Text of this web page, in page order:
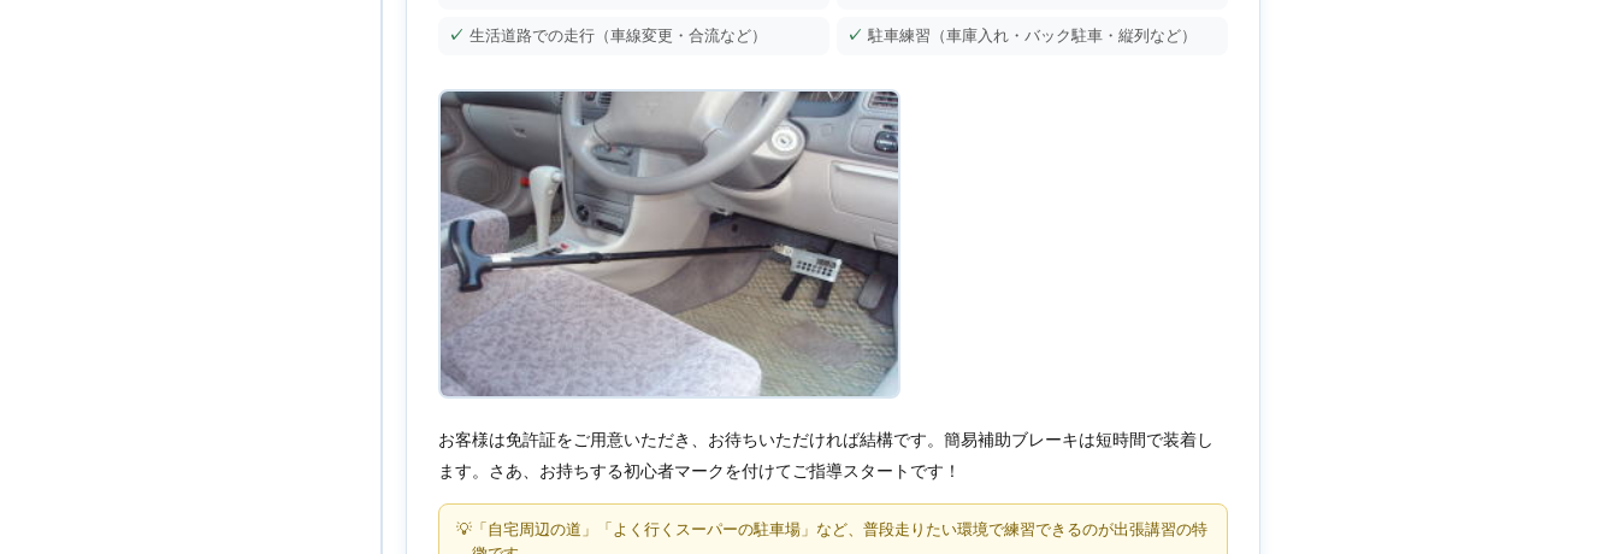
生活道路での走行（車線変更・合流など） 駐車練習（車庫入れ・バック駐車・縦列など）
お客様は免許証をご用意いただき、お待ちいただければ結構です。簡易補助ブレーキは短時間で装着し
ます。さあ、お持ちする初心者マークを付けてご指導スタートです！
「自宅周辺の道」「よく行くスーパーの駐車場」など、普段走りたい環境で練習できるのが出張講習の特